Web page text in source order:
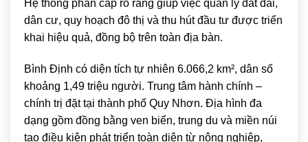
Hệ thống phân cấp rõ ràng giúp việc quản lý đất đai,
dân cư, quy hoạch đô thị và thu hút đầu tư được triển
khai hiệu quả, đồng bộ trên toàn địa bàn.
Bình Định có diện tích tự nhiên 6.066,2 km², dân số
khoảng 1,49 triệu người. Trung tâm hành chính –
chính trị đặt tại thành phố Quy Nhơn. Địa hình đa
dạng gồm đồng bằng ven biển, trung du và miền núi
tạo điều kiện phát triển toàn diện từ nông nghiệp,